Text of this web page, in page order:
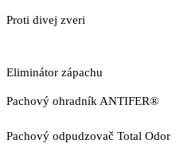
Proti divej zveri
Eliminátor zápachu
Pachový ohradník ANTIFER®
Pachový odpudzovač Total Odor